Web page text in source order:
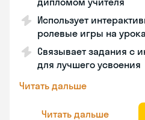
Использует
ролевые игры на
Связывает задания с
для лучшего усвоения
Читать дальше
Читать дальше